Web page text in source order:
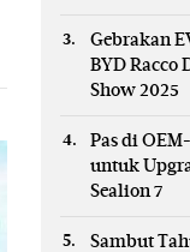
Gebrakan
BYD
Show 2025
Pas di
untuk
Sealion 7
Sambut